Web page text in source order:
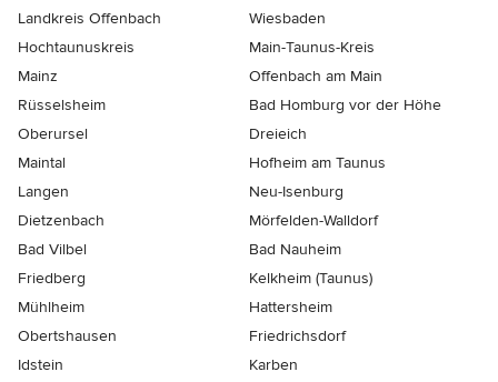
Landkreis Offenbach
Wiesbaden
Hochtaunuskreis
Main-Taunus-Kreis
Mainz
Offenbach am Main
Rüsselsheim
Bad Homburg vor der Höhe
Oberursel
Dreieich
Maintal
Hofheim am Taunus
Langen
Neu-Isenburg
Dietzenbach
Mörfelden-Walldorf
Bad Vilbel
Bad Nauheim
Friedberg
Kelkheim (Taunus)
Mühlheim
Hattersheim
Obertshausen
Friedrichsdorf
Idstein
Karben